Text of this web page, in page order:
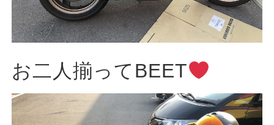
お二人揃ってBEET